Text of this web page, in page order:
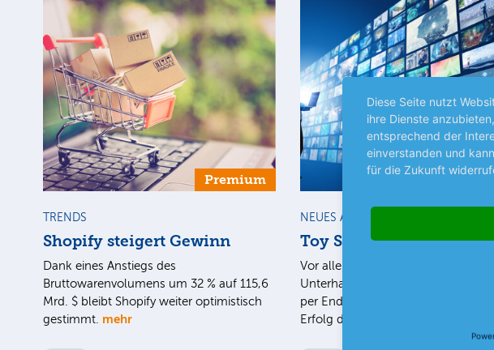
Premium
TRENDS
Shopify steigert Gewinn
Dank eines Anstiegs des
Bruttowarenvolumens um 32 % auf 115,6
Mrd. $ bleibt Shopify weiter optimistisch
gestimmt. mehr
NEUES AUS UNTERNEHMEN
Toy Story treibt Disney
Vor allem der Film „Toy Story 5“
Unterhaltungsriesen Disney im 3.
per Ende Juni Rückenwind
Erfolg des…
Diese Seite nutzt
ihre Dienste
entsprechend der
einverstanden und
für die Zukunft